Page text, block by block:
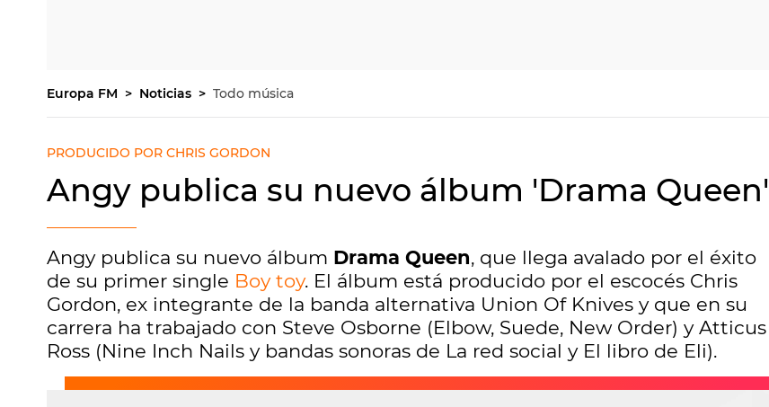
Europa FM Noticias Todo música
PRODUCIDO POR CHRIS GORDON
Angy publica su nuevo álbum 'Drama Queen'
Angy publica su nuevo álbum Drama Queen, que llega avalado por el éxito
de su primer single Boy toy. El álbum está producido por el escocés Chris
Gordon, ex integrante de la banda alternativa Union Of Knives y que en su
carrera ha trabajado con Steve Osborne (Elbow, Suede, New Order) y Atticus
Ross (Nine Inch Nails y bandas sonoras de La red social y El libro de Eli).